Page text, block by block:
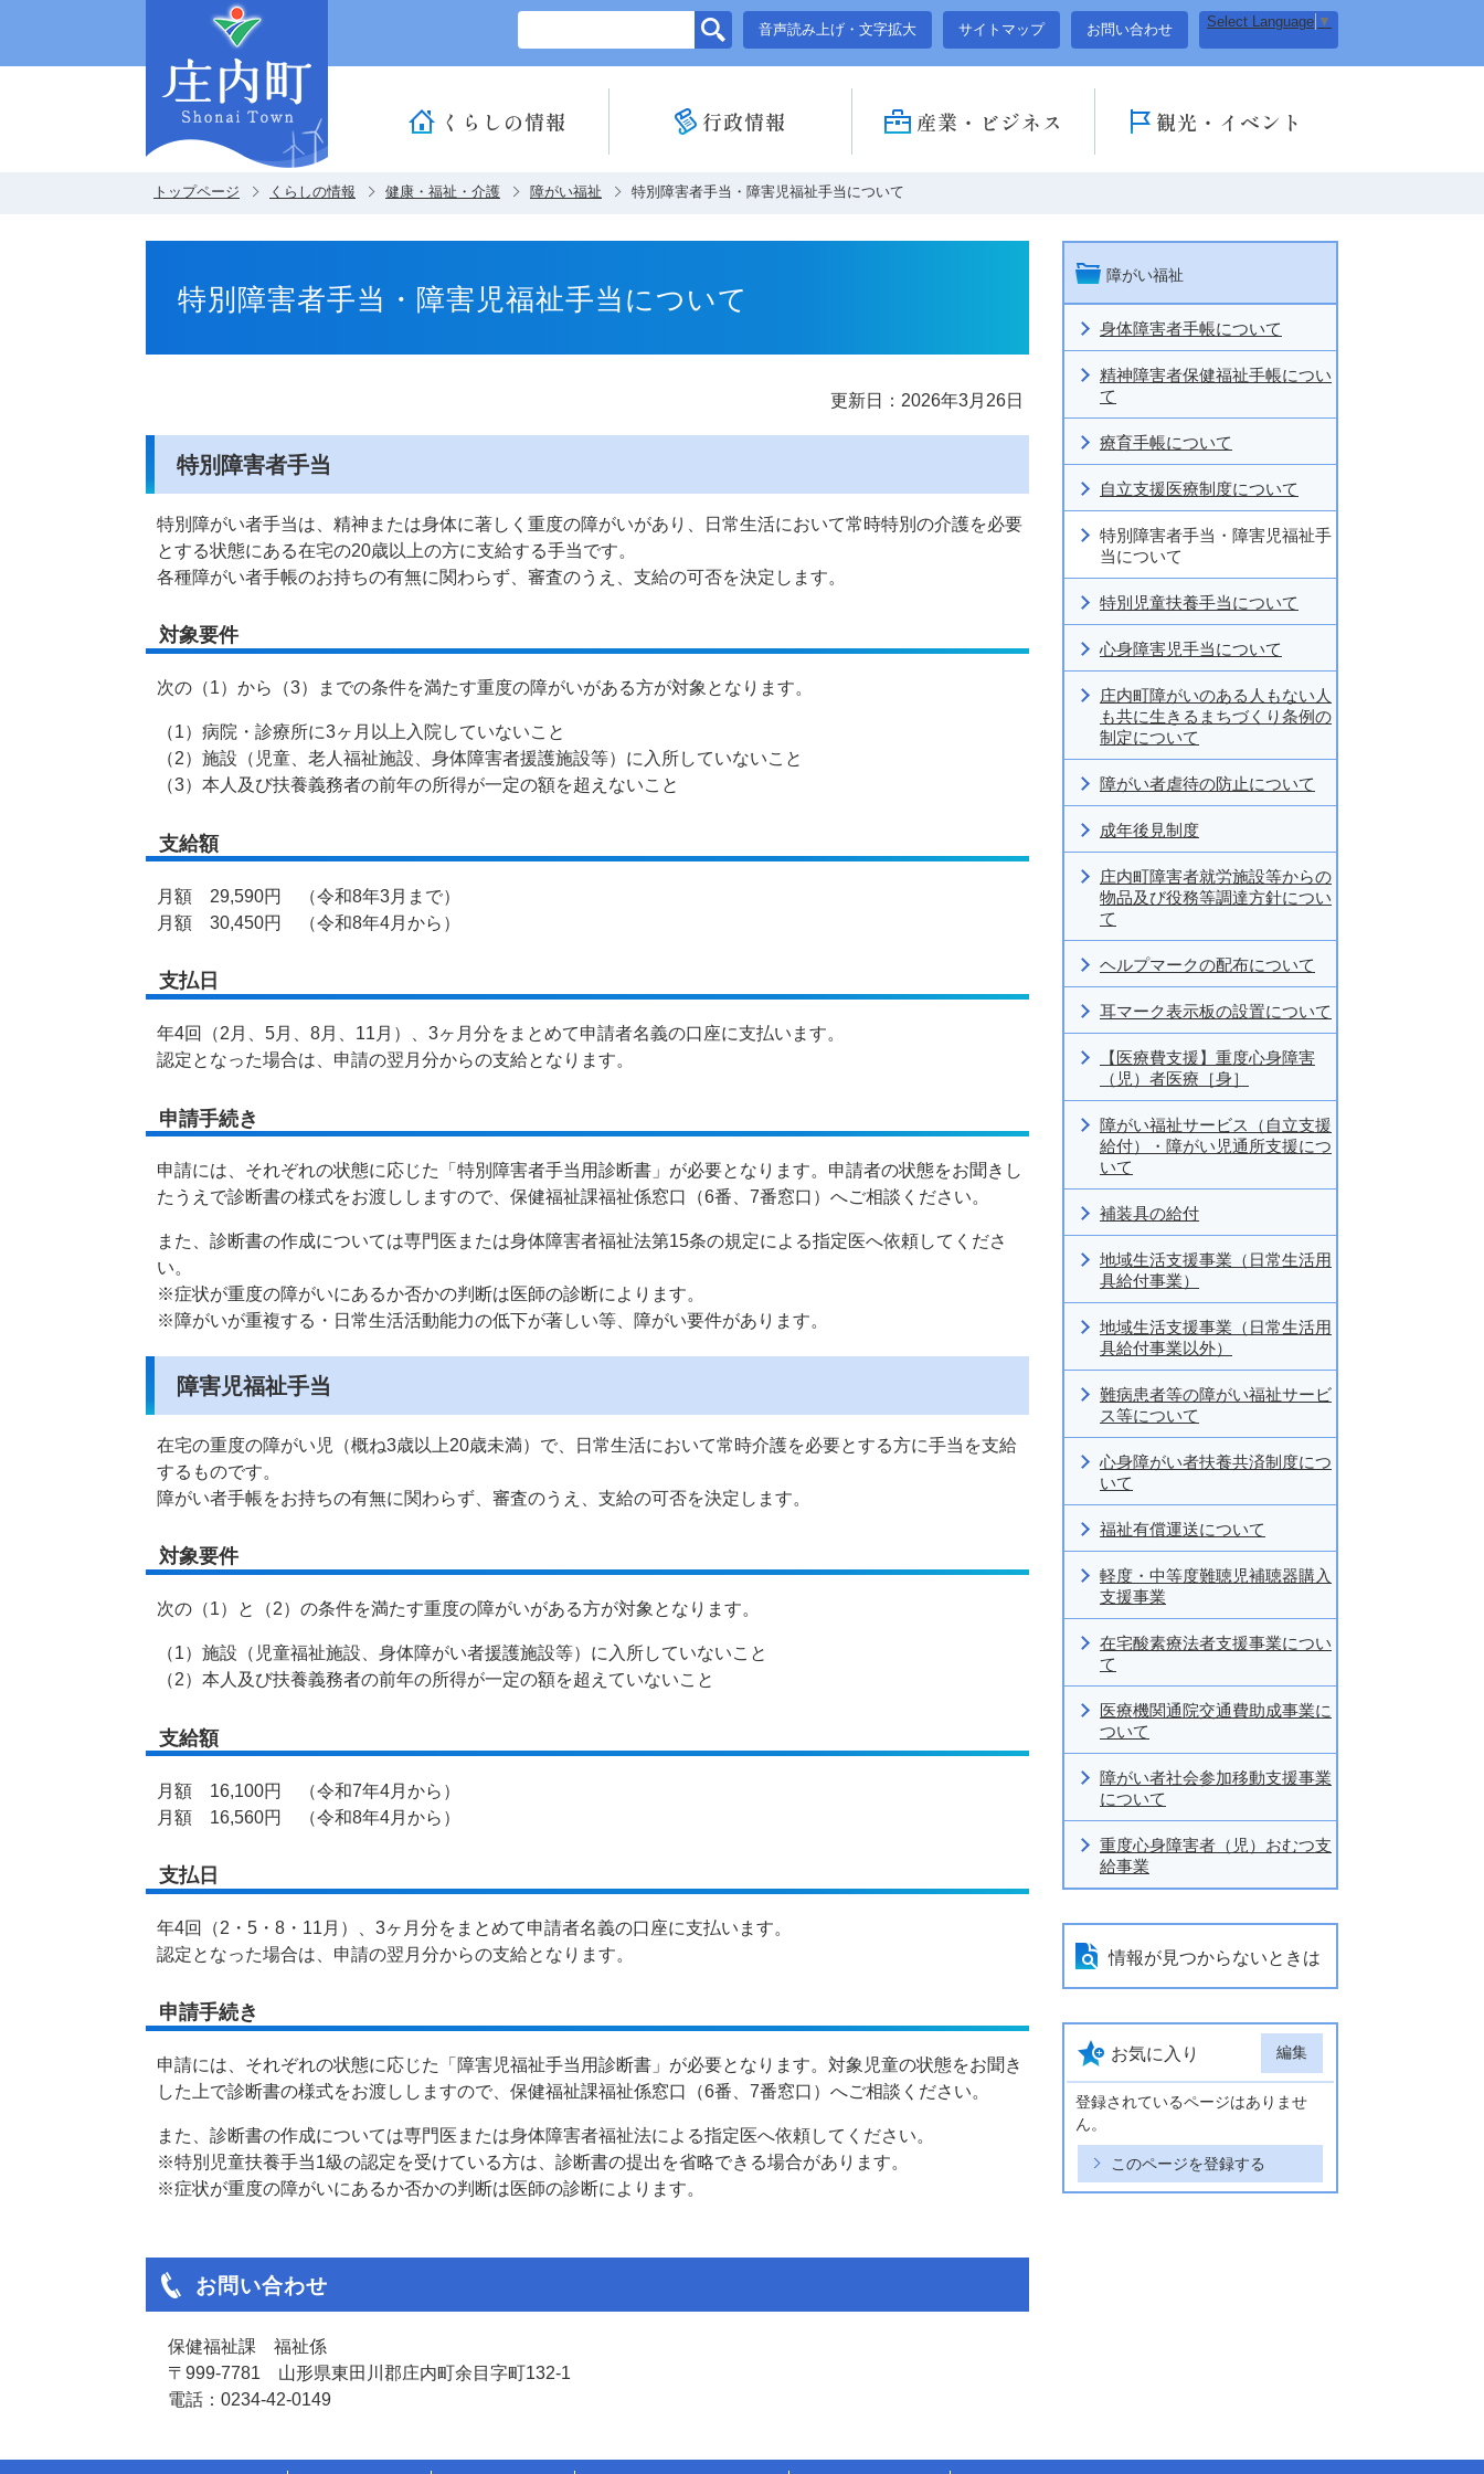
このページの本文へ移動
音声読み上げ・文字拡大 サイトマップ お問い合わせ Select Language ▼
くらしの情報 行政情報 産業・ビジネス 観光・イベント
トップページ くらしの情報 健康・福祉・介護 障がい福祉 特別障害者手当・障害児福祉手当について
特別障害者手当・障害児福祉手当について
更新日：2026年3月26日
特別障害者手当
特別障がい者手当は、精神または身体に著しく重度の障がいがあり、日常生活において常時特別の介護を必要
とする状態にある在宅の20歳以上の方に支給する手当です。
各種障がい者手帳のお持ちの有無に関わらず、審査のうえ、支給の可否を決定します。
対象要件
次の（1）から（3）までの条件を満たす重度の障がいがある方が対象となります。
（1）病院・診療所に3ヶ月以上入院していないこと
（2）施設（児童、老人福祉施設、身体障害者援護施設等）に入所していないこと
（3）本人及び扶養義務者の前年の所得が一定の額を超えないこと
支給額
月額 29,590円 （令和8年3月まで）
月額 30,450円 （令和8年4月から）
支払日
年4回（2月、5月、8月、11月）、3ヶ月分をまとめて申請者名義の口座に支払います。
認定となった場合は、申請の翌月分からの支給となります。
申請手続き
申請には、それぞれの状態に応じた「特別障害者手当用診断書」が必要となります。申請者の状態をお聞きし
たうえで診断書の様式をお渡ししますので、保健福祉課福祉係窓口（6番、7番窓口）へご相談ください。
また、診断書の作成については専門医または身体障害者福祉法第15条の規定による指定医へ依頼してくださ
い。
※症状が重度の障がいにあるか否かの判断は医師の診断によります。
※障がいが重複する・日常生活活動能力の低下が著しい等、障がい要件があります。
障害児福祉手当
在宅の重度の障がい児（概ね3歳以上20歳未満）で、日常生活において常時介護を必要とする方に手当を支給
するものです。
障がい者手帳をお持ちの有無に関わらず、審査のうえ、支給の可否を決定します。
対象要件
次の（1）と（2）の条件を満たす重度の障がいがある方が対象となります。
（1）施設（児童福祉施設、身体障がい者援護施設等）に入所していないこと
（2）本人及び扶養義務者の前年の所得が一定の額を超えていないこと
支給額
月額 16,100円 （令和7年4月から）
月額 16,560円 （令和8年4月から）
支払日
年4回（2・5・8・11月）、3ヶ月分をまとめて申請者名義の口座に支払います。
認定となった場合は、申請の翌月分からの支給となります。
申請手続き
申請には、それぞれの状態に応じた「障害児福祉手当用診断書」が必要となります。対象児童の状態をお聞き
した上で診断書の様式をお渡ししますので、保健福祉課福祉係窓口（6番、7番窓口）へご相談ください。
また、診断書の作成については専門医または身体障害者福祉法による指定医へ依頼してください。
※特別児童扶養手当1級の認定を受けている方は、診断書の提出を省略できる場合があります。
※症状が重度の障がいにあるか否かの判断は医師の診断によります。
お問い合わせ
保健福祉課 福祉係
〒999-7781 山形県東田川郡庄内町余目字町132-1
電話：0234-42-0149
障がい福祉
身体障害者手帳について
精神障害者保健福祉手帳につい
て
療育手帳について
自立支援医療制度について
特別障害者手当・障害児福祉手
当について
特別児童扶養手当について
心身障害児手当について
庄内町障がいのある人もない人
も共に生きるまちづくり条例の
制定について
障がい者虐待の防止について
成年後見制度
庄内町障害者就労施設等からの
物品及び役務等調達方針につい
て
ヘルプマークの配布について
耳マーク表示板の設置について
【医療費支援】重度心身障害
（児）者医療［身］
障がい福祉サービス（自立支援
給付）・障がい児通所支援につ
いて
補装具の給付
地域生活支援事業（日常生活用
具給付事業）
地域生活支援事業（日常生活用
具給付事業以外）
難病患者等の障がい福祉サービ
ス等について
心身障がい者扶養共済制度につ
いて
福祉有償運送について
軽度・中等度難聴児補聴器購入
支援事業
在宅酸素療法者支援事業につい
て
医療機関通院交通費助成事業に
ついて
障がい者社会参加移動支援事業
について
重度心身障害者（児）おむつ支
給事業
情報が見つからないときは
お気に入り 編集
登録されているページはありませ
ん。
このページを登録する